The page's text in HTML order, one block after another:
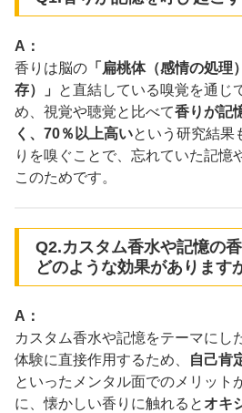
A：
香りは脳の 「扁桃体（感情の処理
存）」
と直結している嗅覚を通じ
め、視覚や聴覚と比べて香りが記
く、70％以上高いという研究結果
りを嗅ぐことで、忘れていた記憶
このためです。
Q2.カスタム香水や記憶の
どのような効果があります
A：
カスタム香水や記憶をテーマにし
体験に直接作用するため、
自己肯
といったメンタル面でのメリット
に、懐かしい香りに触れると オキ